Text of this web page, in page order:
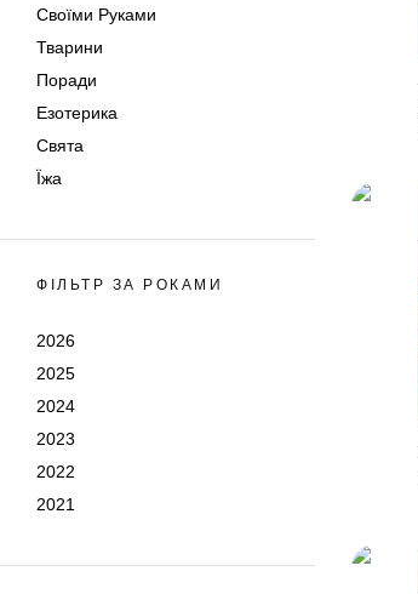
Своїми Руками
Тварини
Поради
Езотерика
Свята
Їжа
ФІЛЬТР ЗА РОКАМИ
2026
2025
2024
2023
2022
2021